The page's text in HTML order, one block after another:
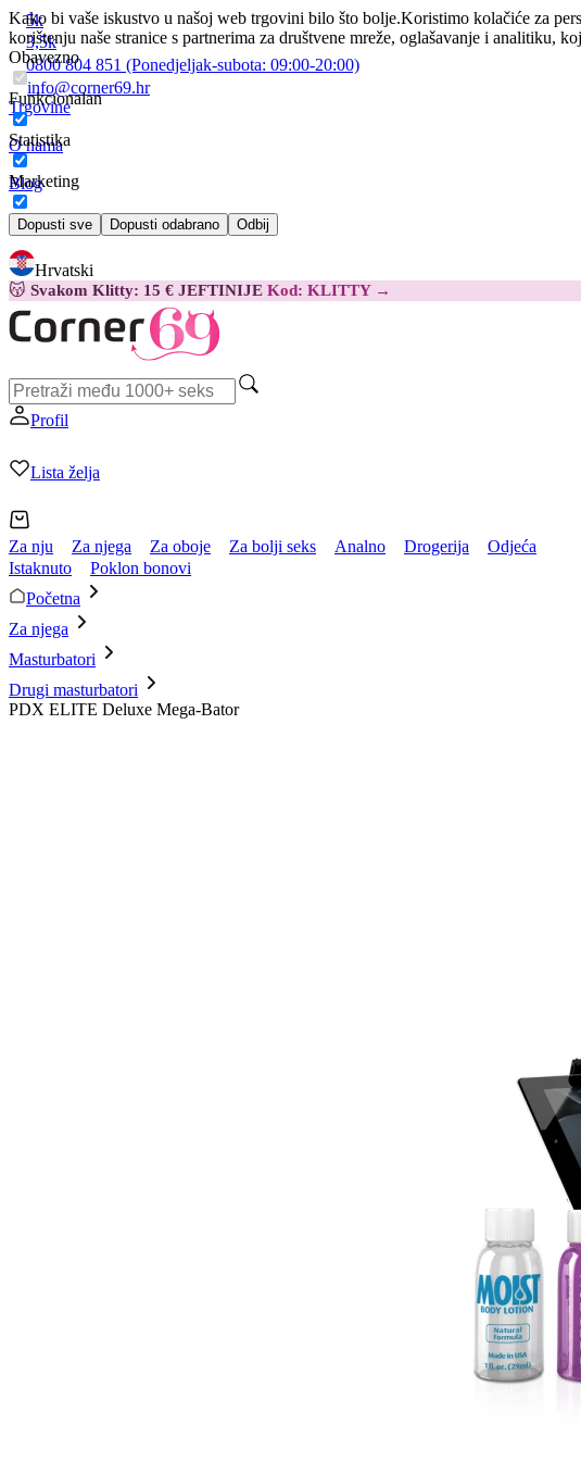
Kako bi vaše iskustvo u našoj web trgovini bilo što bolje.Koristimo kolačiće za
korištenju naše stranice s partnerima za društvene mreže, oglašavanje i analitiku,
Obavezno
Funkcionalan
Statistika
Marketing
Dopusti sve Dopusti odabrano Odbij
5k
3,5k
0800 804 851 (Ponedjeljak-subota: 09:00-20:00)
info@corner69.hr
Trgovine
O nama
Blog
Kontakt
Hrvatski
😽 Svakom Klitty: 15 € JEFTINIJE Kod: KLITTY →
Profil
Lista želja
Za nju Za njega Za oboje Za bolji seks Analno Drogerija
Odjeća
Istaknuto
Poklon bonovi
Početna
Za njega
Masturbatori
Drugi masturbatori
PDX ELITE Deluxe Mega-Bator